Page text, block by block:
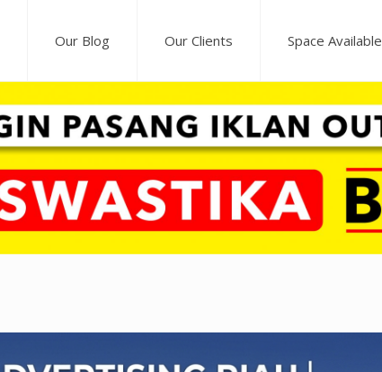
Our Blog Our Clients Space Available